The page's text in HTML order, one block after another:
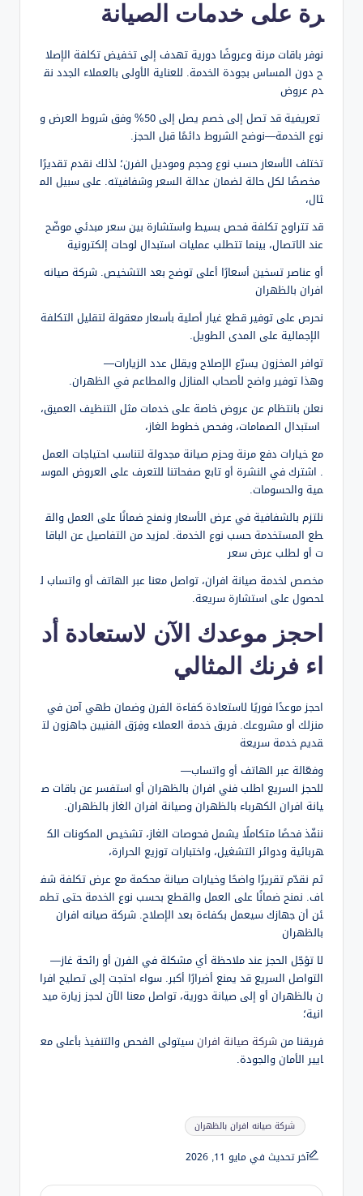
رة على خدمات الصيانة
نوفر باقات مرنة وعروضًا دورية تهدف إلى تخفيض تكلفة الإصلا
ح دون المساس بجودة الخدمة. للعناية الأولى بالعملاء الجدد نق
دم عروض
تعريفية قد تصل إلى خصم يصل إلى 50% وفق شروط العرض و
نوع الخدمة—نوضح الشروط دائمًا قبل الحجز.
تختلف الأسعار حسب نوع وحجم وموديل الفرن؛ لذلك نقدم تقديرًا
مخصصًا لكل حالة لضمان عدالة السعر وشفافيته. على سبيل الم
ثال،
قد تتراوح تكلفة فحص بسيط واستشارة بين سعر مبدئي موضّح
عند الاتصال، بينما تتطلب عمليات استبدال لوحات إلكترونية
أو عناصر تسخين أسعارًا أعلى توضح بعد التشخيص. شركة صيانه
افران بالظهران
نحرص على توفير قطع غيار أصلية بأسعار معقولة لتقليل التكلفة
الإجمالية على المدى الطويل.
توافر المخزون يسرّع الإصلاح ويقلل عدد الزيارات—
وهذا توفير واضح لأصحاب المنازل والمطاعم في الظهران.
نعلن بانتظام عن عروض خاصة على خدمات مثل التنظيف العميق،
استبدال الصمامات، وفحص خطوط الغاز،
مع خيارات دفع مرنة وحزم صيانة مجدولة لتناسب احتياجات العمل
. اشترك في النشرة أو تابع صفحاتنا للتعرف على العروض الموس
مية والحسومات.
نلتزم بالشفافية في عرض الأسعار ونمنح ضمانًا على العمل والق
طع المستخدمة حسب نوع الخدمة. لمزيد من التفاصيل عن الباقا
ت أو لطلب عرض سعر
مخصص لخدمة صيانة افران، تواصل معنا عبر الهاتف أو واتساب ل
لحصول على استشارة سريعة.
احجز موعدك الآن لاستعادة أد
اء فرنك المثالي
احجز موعدًا فوريًا لاستعادة كفاءة الفرن وضمان طهي آمن في
منزلك أو مشروعك. فريق خدمة العملاء وفِرَق الفنيين جاهزون لت
قديم خدمة سريعة
وفعّالة عبر الهاتف أو واتساب—
للحجز السريع اطلب فني افران بالظهران أو استفسر عن باقات ص
يانة افران الكهرباء بالظهران وصيانة افران الغاز بالظهران.
ننفّذ فحصًا متكاملًا يشمل فحوصات الغاز، تشخيص المكونات الك
هربائية ودوائر التشغيل، واختبارات توزيع الحرارة،
ثم نقدّم تقريرًا واضحًا وخيارات صيانة محكمة مع عرض تكلفة شف
اف. نمنح ضمانًا على العمل والقطع بحسب نوع الخدمة حتى تطم
ئن أن جهازك سيعمل بكفاءة بعد الإصلاح. شركة صيانه افران
بالظهران
لا تؤجّل الحجز عند ملاحظة أي مشكلة في الفرن أو رائحة غاز—
التواصل السريع قد يمنع أضرارًا أكبر. سواء احتجت إلى تصليح افرا
ن بالظهران أو إلى صيانة دورية، تواصل معنا الآن لحجز زيارة ميد
انية؛
فريقنا منشركة صيانة افرانسيتولى الفحص والتنفيذ بأعلى مع
ايير الأمان والجودة.
العلامات:شركة صيانه افران بالظهران
آخر تحديث في مايو 11, 2026